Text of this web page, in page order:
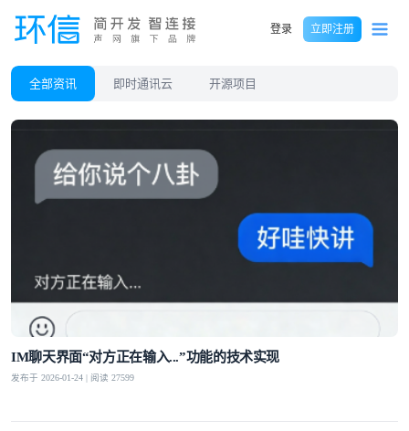
登录 立即注册
全部资讯 即时通讯云 开源项目
IM聊天界面“对方正在输入...”功能的技术实现
发布于 2026-01-24 | 阅读 27599